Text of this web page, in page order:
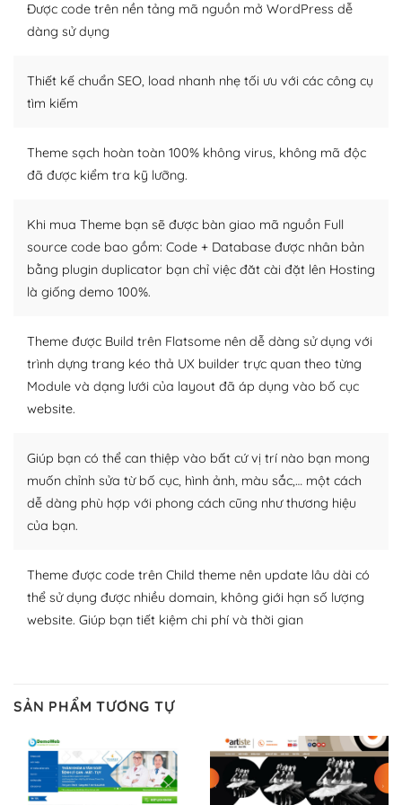
thiết kế tốt, bạn có thể tự sửa đổi. Nếu không bạn có thể
tìm kiếm chúng trên Internet hoặc nhờ chuyên gia.
– Sở hữu một cộng đồng lớn, sẵn sàng hỗ trợ
khổng lồ được kiểm duyệt bởi các nhân viên và những
người cuồng tín WordPress.
Nếu bạn gặp khó khăn, bạn có thể lên mạng và tìm
kiếm những cộng đồng WordPress, họ sẽ giúp bạn trả
lời, giải đáp vấn đề của bạn.
Cộng đồng sử dụng WordPress sẵn sàng hỗ trợ bạn
– Đa dạng plugin và themes
Plugin mở rộng là thành phần cài đặt thêm vào
WordPress để tăng thêm các tính năng cần thiết. Có
nhiều plugin trả phí hoặc miễn phí.
Nhờ lượng người dùng đông đảo, thư viện themes và
plugin của WordPress rất phong phú. Bạn có thể thỏa
thích chọn lựa plugin và themes phù hợp cho mục đích
lập website của mình.
– Dễ sử dụng
Và bạn có toàn quyền tự do khi quyết định nơi lưu trữ
trang web WordPress của bạn.
Dễ dàng lựa chọn Hosting cho website WordPress
Được code trên nền tảng mã nguồn mở WordPress dễ
dàng sử dụng
Thiết kế chuẩn SEO, load nhanh nhẹ tối ưu với các công cụ
tìm kiếm
Theme sạch hoàn toàn 100% không virus, không mã độc
đã được kiểm tra kỹ lưỡng.
Khi mua Theme bạn sẽ được bàn giao mã nguồn Full
source code bao gồm: Code + Database được nhân bản
bằng plugin duplicator bạn chỉ việc đăt cài đặt lên Hosting
là giống demo 100%.
Theme được Build trên Flatsome nên dễ dàng sử dụng với
trình dựng trang kéo thả UX builder trực quan theo từng
Module và dạng lưới của layout đã áp dụng vào bố cục
website.
Giúp bạn có thể can thiệp vào bất cứ vị trí nào bạn mong
muốn chỉnh sửa từ bố cục, hình ảnh, màu sắc,… một cách
dễ dàng phù hợp với phong cách cũng như thương hiệu
của bạn.
Theme được code trên Child theme nên update lâu dài có
thể sử dụng được nhiều domain, không giới hạn số lượng
website. Giúp bạn tiết kiệm chi phí và thời gian
SẢN PHẨM TƯƠNG TỰ